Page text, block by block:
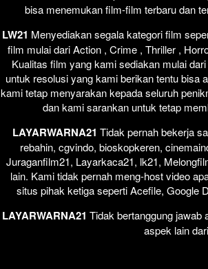
bisa menemukan film-film terbaru dan
LW21 Menyediakan segala kategori film
film mulai dari Action , Crime , Thriller ,
Kualitas film yang kami sediakan mulai
untuk resolusi yang kami berikan tentu bisa
kami tetap menyarakan kepada seluruh
dan kami sarankan untuk tetap
LAYARWARNA21 Tidak pernah bekerja
rebahin, cgvindo, bioskopkeren,
Juraganfilm21, Layarkaca21, lk21,
lain. Kami tidak pernah meng-host video
situs pihak ketiga seperti Acefile, Google
LAYARWARNA21 Tidak bertanggung jawab
aspek lain